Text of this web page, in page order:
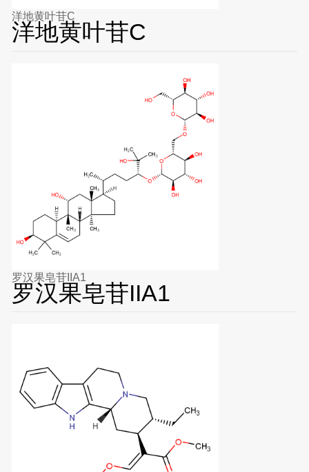
洋地黄叶苷C
洋地黄叶苷C
罗汉果皂苷IIA1
罗汉果皂苷IIA1